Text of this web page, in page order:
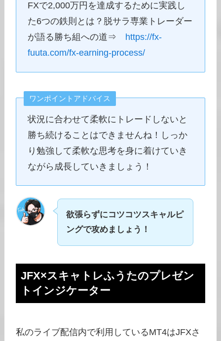
FXで2,000万円を達成するために実践し
た6つの鉄則とは？脱サラ専業トレーダー
が語る勝ち組への道⇒
https://fx-
fuuta.com/fx-earning-process/
ワンポイントアドバイス
状況に合わせて柔軟にトレードしないと
勝ち続けることはできませんね！しっか
り勉強して柔軟な思考を身に着けていき
ながら成長していきましょう！
欲張らずにコツコツスキャルピ
ングで攻めましょう！
JFX×スキャトレふうたのプレゼン
トインジケーター
私のライブ配信内で利用しているMT4はJFXさ